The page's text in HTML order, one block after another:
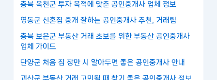
충북 옥천군 투자 목적에 맞춘 공인중개사 업체 정보
영동군 신혼집 중개 잘하는 공인중개사 추천, 거래팁
충북 보은군 부동산 거래 초보를 위한 부동산 공인중개사
업체 가이드
단양군 처음 집 장만 시 알아두면 좋은 공인중개사 안내